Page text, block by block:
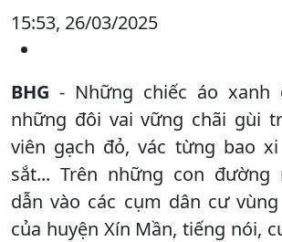
15:53, 26/03/2025
BHG - Những chiếc áo xanh
những đôi vai vững chãi gùi
viên gạch đỏ, vác từng bao
sắt... Trên những con đường
dẫn vào các cụm dân cư
của huyện Xín Mần, tiếng nói,